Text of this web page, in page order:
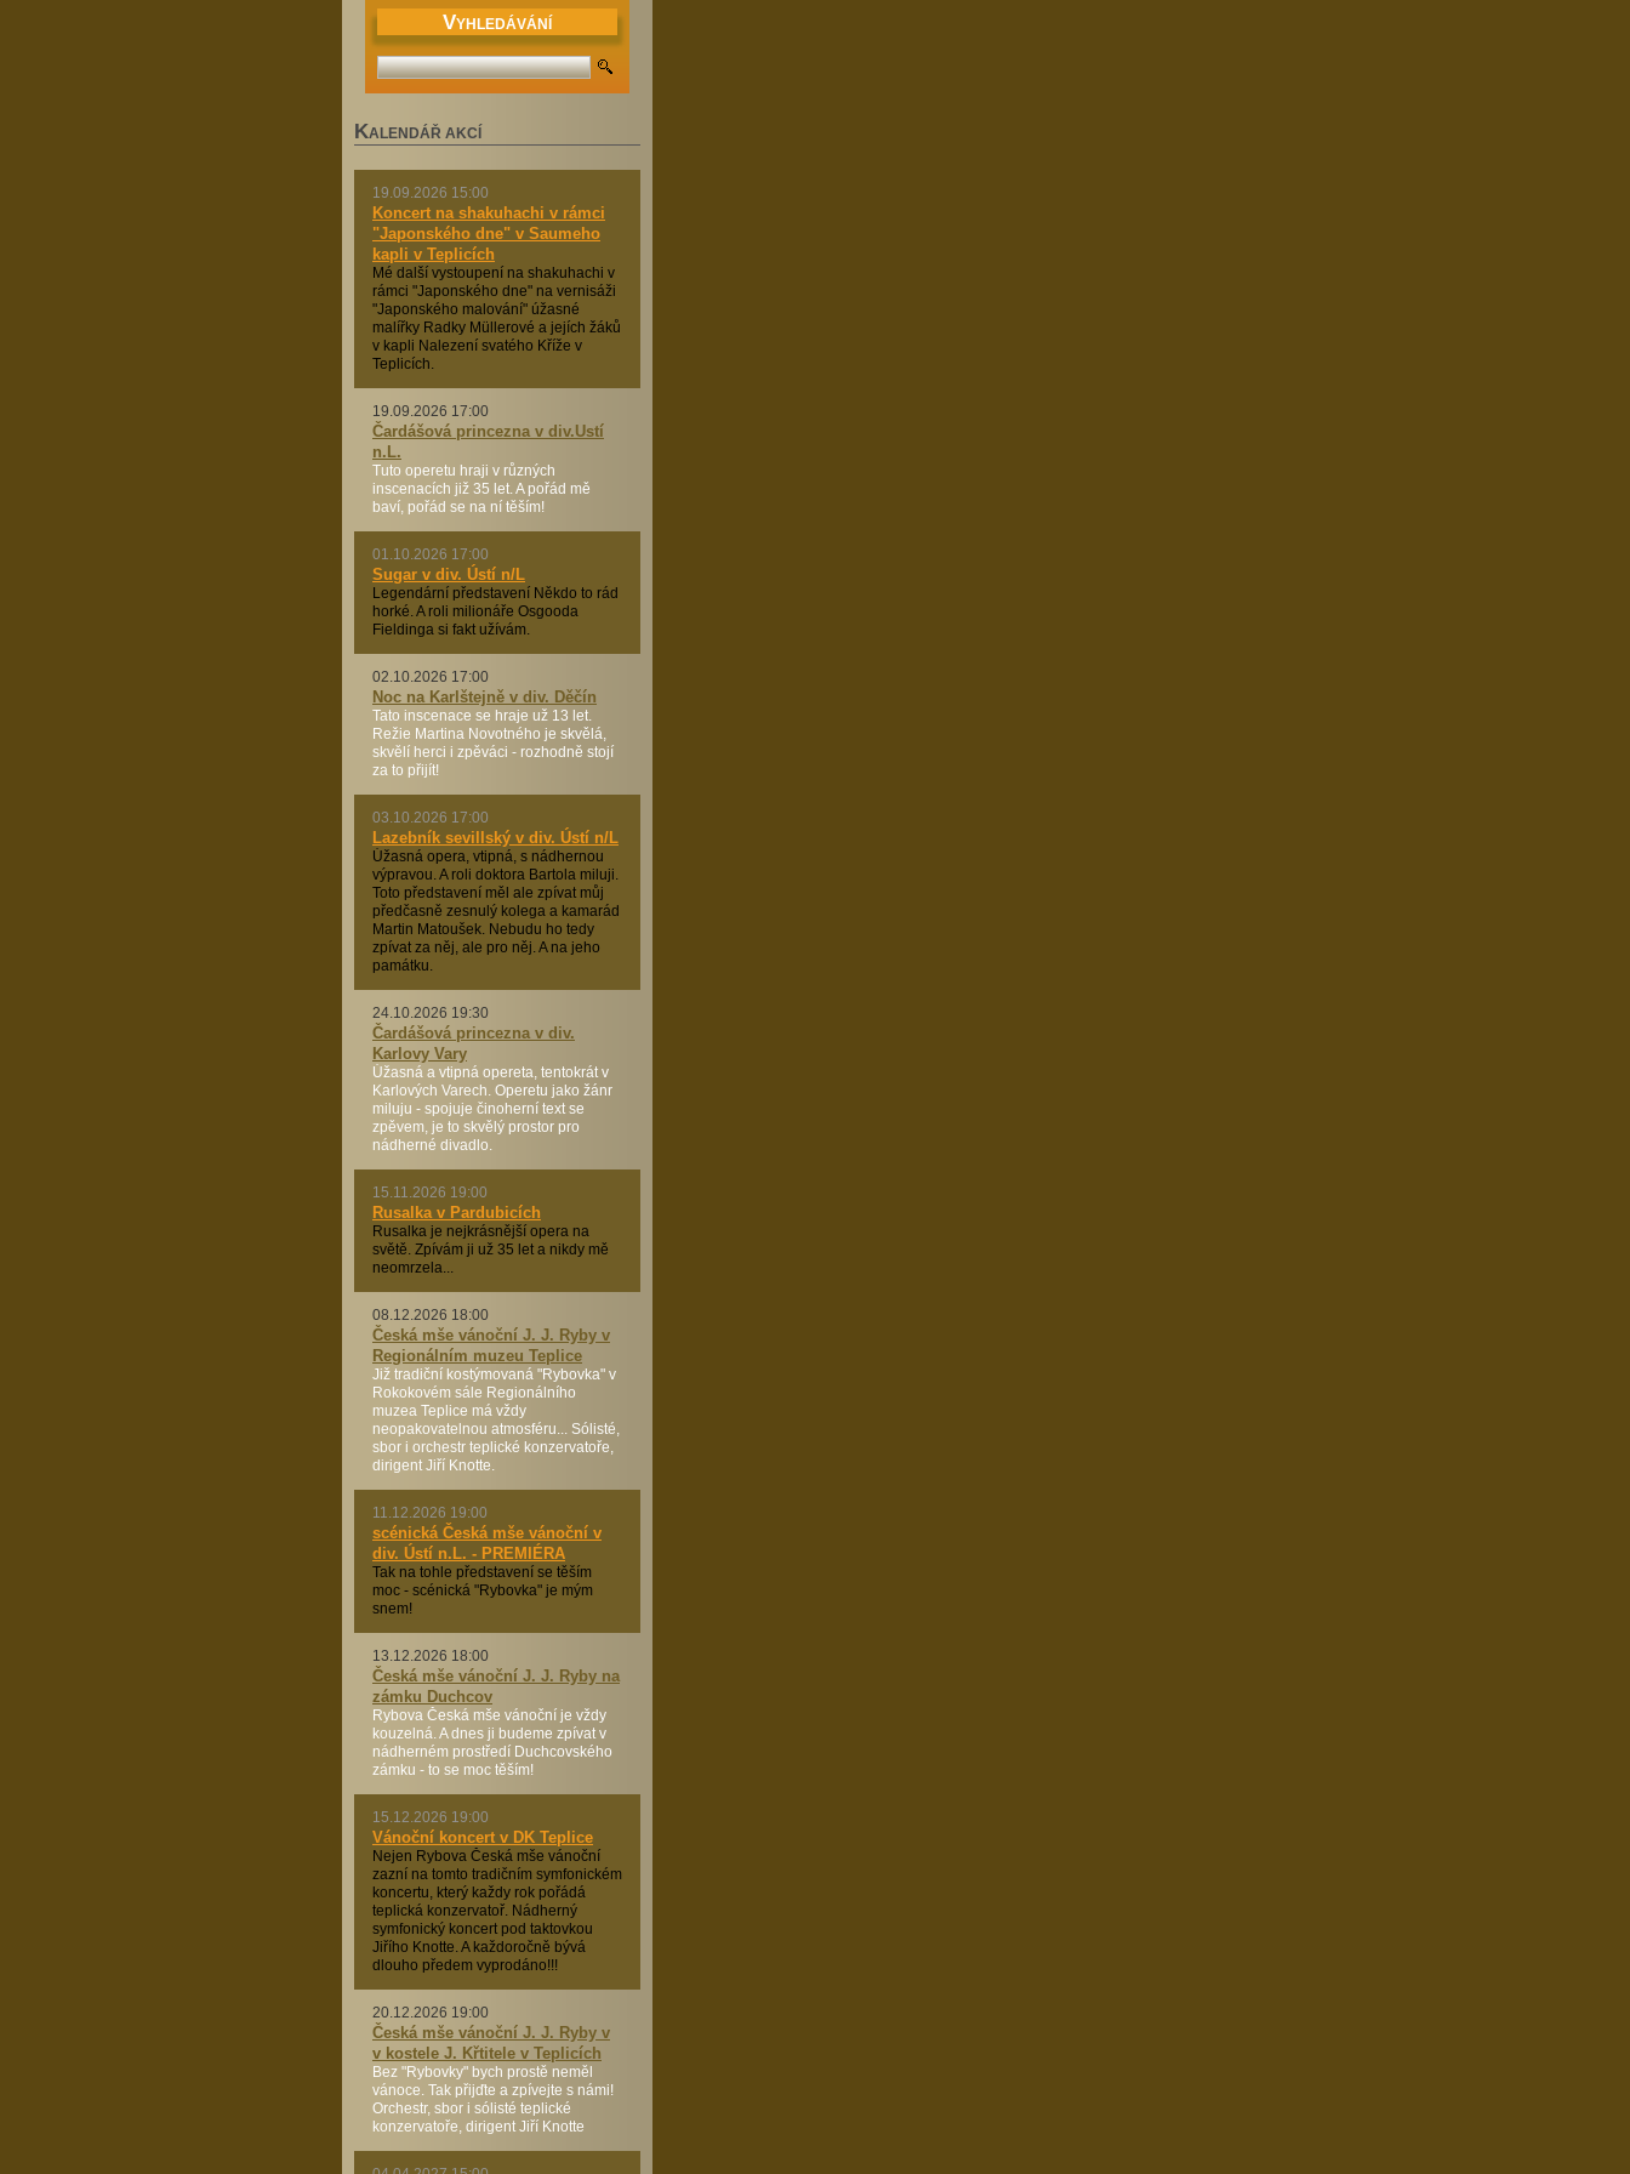
VYHLEDÁVÁNÍ
KALENDÁŘ AKCÍ
19.09.2026 15:00
Koncert na shakuhachi v rámci
"Japonského dne" v Saumeho
kapli v Teplicích
Mé další vystoupení na shakuhachi v
rámci "Japonského dne" na vernisáži
"Japonského malování" úžasné
malířky Radky Müllerové a jejích žáků
v kapli Nalezení svatého Kříže v
Teplicích.
19.09.2026 17:00
Čardášová princezna v div.Ustí
n.L.
Tuto operetu hraji v různých
inscenacích již 35 let. A pořád mě
baví, pořád se na ní těším!
01.10.2026 17:00
Sugar v div. Ústí n/L
Legendární představení Někdo to rád
horké. A roli milionáře Osgooda
Fieldinga si fakt užívám.
02.10.2026 17:00
Noc na Karlštejně v div. Děčín
Tato inscenace se hraje už 13 let.
Režie Martina Novotného je skvělá,
skvělí herci i zpěváci - rozhodně stojí
za to přijít!
03.10.2026 17:00
Lazebník sevillský v div. Ústí n/L
Úžasná opera, vtipná, s nádhernou
výpravou. A roli doktora Bartola miluji.
Toto představení měl ale zpívat můj
předčasně zesnulý kolega a kamarád
Martin Matoušek. Nebudu ho tedy
zpívat za něj, ale pro něj. A na jeho
památku.
24.10.2026 19:30
Čardášová princezna v div.
Karlovy Vary
Úžasná a vtipná opereta, tentokrát v
Karlových Varech. Operetu jako žánr
miluju - spojuje činoherní text se
zpěvem, je to skvělý prostor pro
nádherné divadlo.
15.11.2026 19:00
Rusalka v Pardubicích
Rusalka je nejkrásnější opera na
světě. Zpívám ji už 35 let a nikdy mě
neomrzela...
08.12.2026 18:00
Česká mše vánoční J. J. Ryby v
Regionálním muzeu Teplice
Již tradiční kostýmovaná "Rybovka" v
Rokokovém sále Regionálního
muzea Teplice má vždy
neopakovatelnou atmosféru... Sólisté,
sbor i orchestr teplické konzervatoře,
dirigent Jiří Knotte.
11.12.2026 19:00
scénická Česká mše vánoční v
div. Ústí n.L. - PREMIÉRA
Tak na tohle představení se těším
moc - scénická "Rybovka" je mým
snem!
13.12.2026 18:00
Česká mše vánoční J. J. Ryby na
zámku Duchcov
Rybova Česká mše vánoční je vždy
kouzelná. A dnes ji budeme zpívat v
nádherném prostředí Duchcovského
zámku - to se moc těším!
15.12.2026 19:00
Vánoční koncert v DK Teplice
Nejen Rybova Česká mše vánoční
zazní na tomto tradičním symfonickém
koncertu, který každy rok pořádá
teplická konzervatoř. Nádherný
symfonický koncert pod taktovkou
Jiřího Knotte. A každoročně bývá
dlouho předem vyprodáno!!!
20.12.2026 19:00
Česká mše vánoční J. J. Ryby v
v kostele J. Křtitele v Teplicích
Bez "Rybovky" bych prostě neměl
vánoce. Tak přijďte a zpívejte s námi!
Orchestr, sbor i sólisté teplické
konzervatoře, dirigent Jiří Knotte